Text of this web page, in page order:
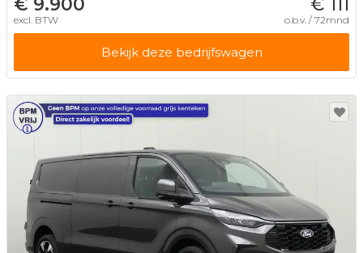
€ 9.900
excl. BTW
€ 111
o.b.v. / 72mnd
Bekijk deze bedrijfswagen